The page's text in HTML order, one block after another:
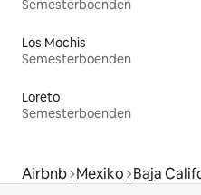
Semesterboenden
Los Mochis
Semesterboenden
Loreto
Semesterboenden
Airbnb Mexiko Baja